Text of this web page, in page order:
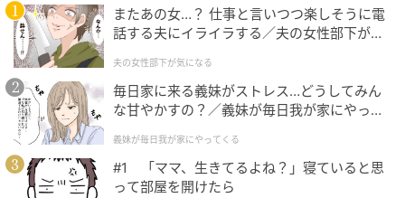
「返済はできているのに貯金ができない」
ある日、Aさんは少し困った表情でこう話していまし
た。
「毎月ちゃんと払えているのに、なぜか余裕がないん
です…」
またあの女…？ 仕事と言いつつ楽しそうに電
話する夫にイライラする／夫の女性部下が気
夫の女性部下が気になる
毎日家に来る義妹がストレス…どうしてみん
な甘やかすの？／義妹が毎日我が家にやって
が】
義妹が毎日我が家にやってくる
#1 「ママ、生きてるよね？」寝ていると思
って部屋を開けたら